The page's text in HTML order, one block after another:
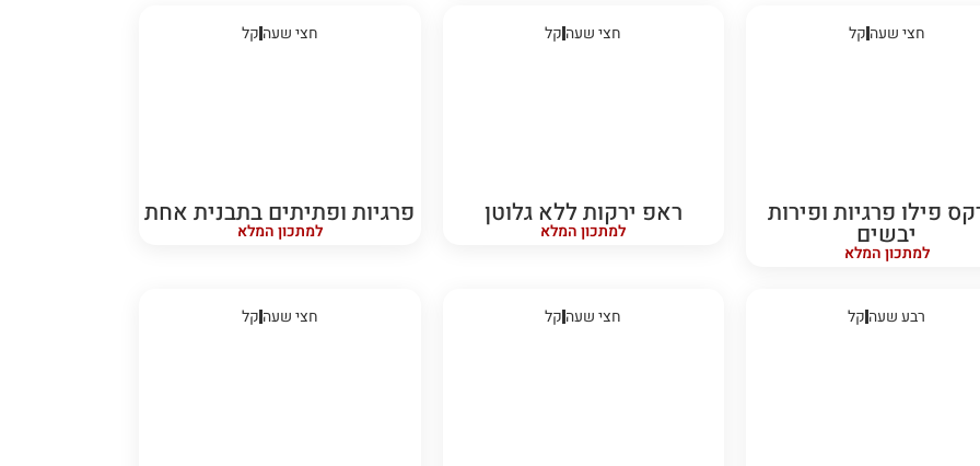
חצי שעהקל
פילו פרגיות ופירות
יבשים
למתכון המלא
חצי שעהקל
ראפ ירקות ללא גלוטן
למתכון המלא
חצי שעהקל
פרגיות ופתיתים בתבנית אחת
למתכון המלא
רבע שעהקל חצי שעהקל חצי שעהקל